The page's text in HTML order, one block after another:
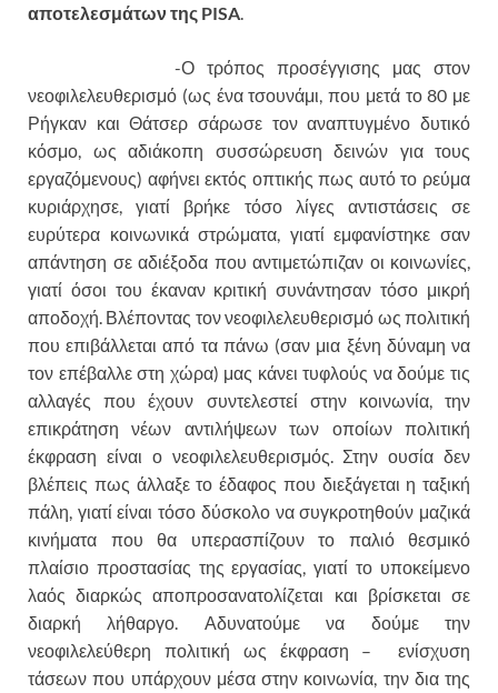
αποτελεσμάτων της PISA.
-Ο τρόπος προσέγγισης μας στον
νεοφιλελευθερισμό (ως ένα τσουνάμι, που μετά το 80 με
Ρήγκαν και Θάτσερ σάρωσε τον αναπτυγμένο δυτικό
κόσμο, ως αδιάκοπη συσσώρευση δεινών για τους
εργαζόμενους) αφήνει εκτός οπτικής πως αυτό το ρεύμα
κυριάρχησε, γιατί βρήκε τόσο λίγες αντιστάσεις σε
ευρύτερα κοινωνικά στρώματα, γιατί εμφανίστηκε σαν
απάντηση σε αδιέξοδα που αντιμετώπιζαν οι κοινωνίες,
γιατί όσοι του έκαναν κριτική συνάντησαν τόσο μικρή
αποδοχή. Βλέποντας τον νεοφιλελευθερισμό ως πολιτική
που επιβάλλεται από τα πάνω (σαν μια ξένη δύναμη να
τον επέβαλλε στη χώρα) μας κάνει τυφλούς να δούμε τις
αλλαγές που έχουν συντελεστεί στην κοινωνία, την
επικράτηση νέων αντιλήψεων των οποίων πολιτική
έκφραση είναι ο νεοφιλελευθερισμός. Στην ουσία δεν
βλέπεις πως άλλαξε το έδαφος που διεξάγεται η ταξική
πάλη, γιατί είναι τόσο δύσκολο να συγκροτηθούν μαζικά
κινήματα που θα υπερασπίζουν το παλιό θεσμικό
πλαίσιο προστασίας της εργασίας, γιατί το υποκείμενο
λαός διαρκώς αποπροσανατολίζεται και βρίσκεται σε
διαρκή λήθαργο. Αδυνατούμε να δούμε την
νεοφιλελεύθερη πολιτική ως έκφραση – ενίσχυση
τάσεων που υπάρχουν μέσα στην κοινωνία, την δια της